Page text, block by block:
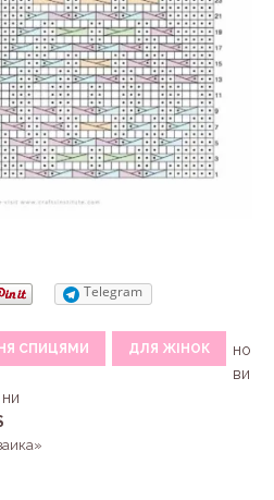
Telegram
СПИЦЯМИ ДЛЯ ЖІНОК
но
ви
ни